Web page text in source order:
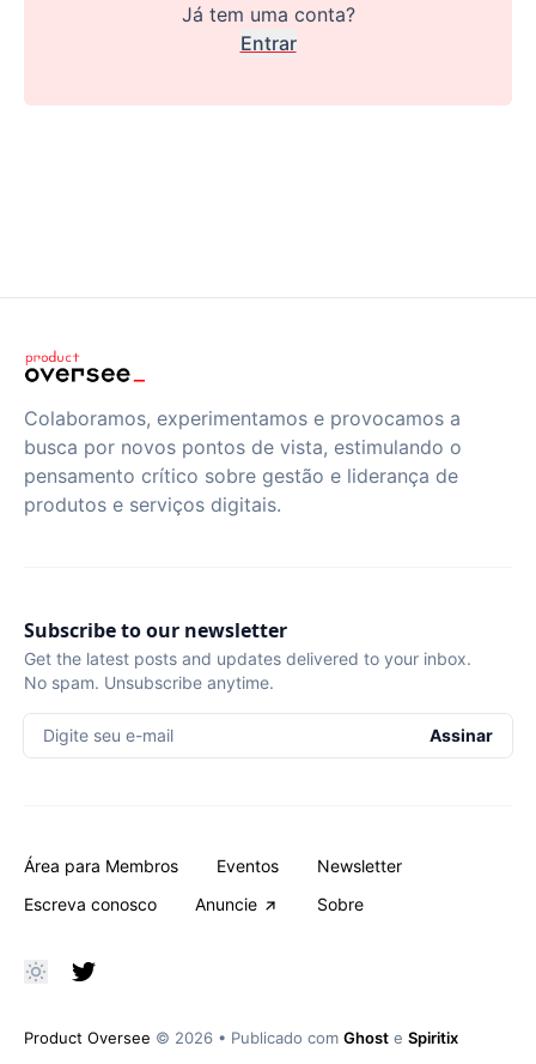
Já tem uma conta?
Entrar
Colaboramos, experimentamos e provocamos a
busca por novos pontos de vista, estimulando o
pensamento crítico sobre gestão e liderança de
produtos e serviços digitais.
Subscribe to our newsletter
Get the latest posts and updates delivered to your inbox.
No spam. Unsubscribe anytime.
Digite seu e-mail Assinar
Área para Membros Eventos
Newsletter
Escreva conosco
Anuncie Sobre
Product Oversee © 2026 • Publicado com Ghost e Spiritix